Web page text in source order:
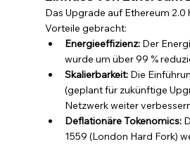
Das Upgrade auf Ethereum 2.0
Vorteile gebracht:
Energieeffizienz: Der
wurde um über 99 %
Skalierbarkeit: Die
(geplant für zukünftige
Netzwerk weiter
Deflationäre Tokenomics:
1559 (London Hard Fork)